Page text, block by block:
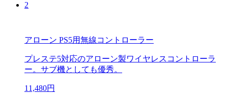
2
アローン PS5用無線コントローラー
プレステ5対応のアローン製ワイヤレスコントローラ
ー。サブ機としても優秀。
11,480円